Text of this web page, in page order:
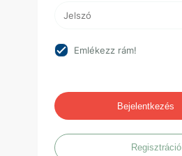
Emlékezz rám!
Bejelentkezés
Regisztráció